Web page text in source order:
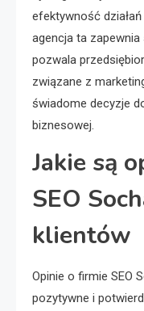
efektywność
agencja ta
pozwala
związane z
świadome decyzje
biznesowej.
Jakie są
SEO
klientów
Opinie o firmie SEO
pozytywne i